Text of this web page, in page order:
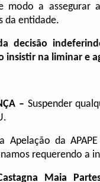
modo a assegurar
da entidade.
decisão
insistir na liminar e
– Suspender
Apelação da
requerendo a
Maia